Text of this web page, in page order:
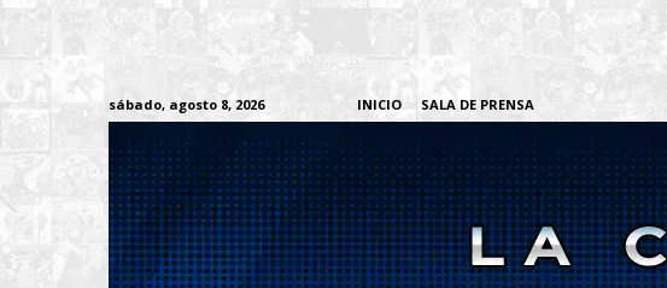
sábado, agosto 8, 2026 INICIO SALA DE PRENSA